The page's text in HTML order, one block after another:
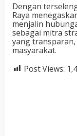
Dengan
Raya
menjalin
sebagai mitra
yang
masyarakat.
Post Views: